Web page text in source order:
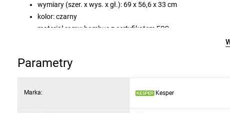
wymiary (szer. x wys. x gł.): 69 x 56,6 x 33 cm
kolor: czarny
materiał ramy: bambus z certyfikatem FSC
pokrywa: tak
Parametry
Marka: Kesper